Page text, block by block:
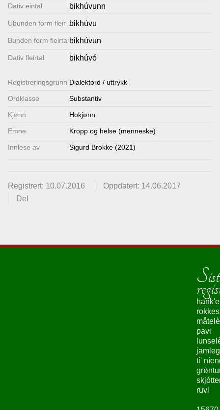
Dativ eintal bikhúvunn
Ubunden form fleirtal
bikhúvu
Bunden form fleirtal bikhúvun
Dativ fleirtal bikhúvó
Registrerings­grunn Dialektord / uttrykk
Ordklasse Substantiv
Kjønn Hokjønn
Emne Kropp og helse (menneske)
Innlese av Sigurd Brokke (2021)
Registrert: 10.07.2016
Oppdatert: 14.06.2017
Del
oss
hank'e
pavi
ti'
ruvl